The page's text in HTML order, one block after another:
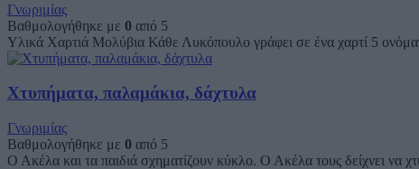
Γνωριμίας
Βαθμολογήθηκε με 0 από 5
Υλικά Χαρτιά Μολύβια Κάθε Λυκόπουλο γράφει σε ένα χαρτί 5
Χτυπήματα, παλαμάκια, δάχτυλα
Γνωριμίας
Βαθμολογήθηκε με 0 από 5
Ο Ακέλα και τα παιδιά σχηματίζουν κύκλο. Ο Ακέλα τους δείχνει να